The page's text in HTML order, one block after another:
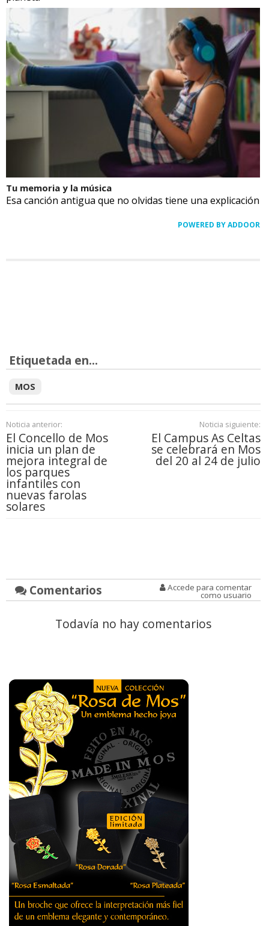
Tu memoria y la música
Esa canción antigua que no olvidas tiene una explicación
POWERED BY ADDOOR
Etiquetada en...
MOS
Noticia anterior:
El Concello de Mos
inicia un plan de
mejora integral de
los parques
infantiles con
nuevas farolas
solares
Noticia siguiente:
El Campus As Celtas
se celebrará en Mos
del 20 al 24 de julio
Comentarios Accede para comentar
como usuario
Todavía no hay comentarios